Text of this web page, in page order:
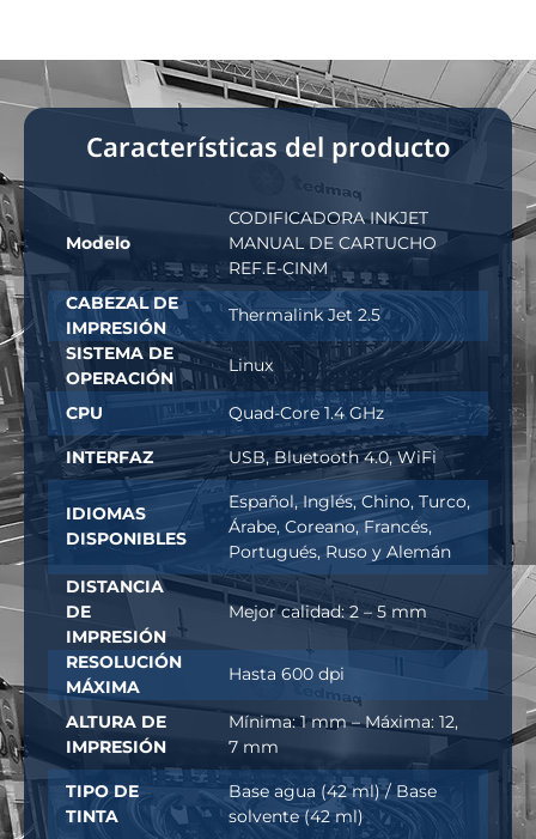
Características del producto
Modelo
CODIFICADORA INKJET
MANUAL DE CARTUCHO
REF.E-CINM
CABEZAL DE
IMPRESIÓN
Thermalink Jet 2.5
SISTEMA DE
OPERACIÓN
Linux
CPU Quad-Core 1.4 GHz
INTERFAZ USB, Bluetooth 4.0, WiFi
IDIOMAS
DISPONIBLES
Español, Inglés, Chino, Turco,
Árabe, Coreano, Francés,
Portugués, Ruso y Alemán
DISTANCIA
DE
IMPRESIÓN
Mejor calidad: 2 – 5 mm
RESOLUCIÓN
MÁXIMA
Hasta 600 dpi
ALTURA DE
IMPRESIÓN
Mínima: 1 mm – Máxima: 12,
7 mm
TIPO DE
TINTA
Base agua (42 ml) / Base
solvente (42 ml)